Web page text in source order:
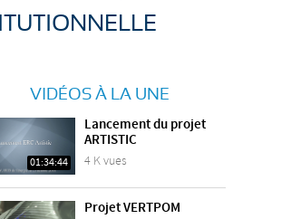
VIDÉOS À LA UNE
01:34:44
Lancement du projet
ARTISTIC
4 K vues
Projet VERTPOM